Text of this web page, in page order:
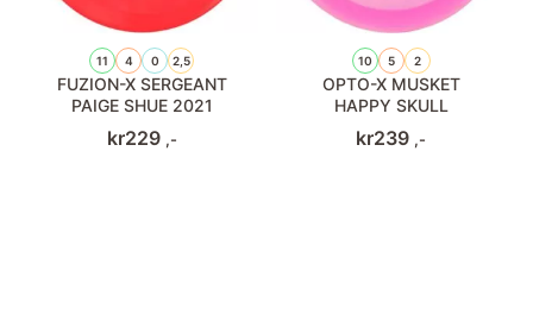
11 4 0 2,5
FUZION-X SERGEANT
PAIGE SHUE 2021
kr229 ,-
10 5 2
OPTO-X MUSKET
HAPPY SKULL
kr239 ,-